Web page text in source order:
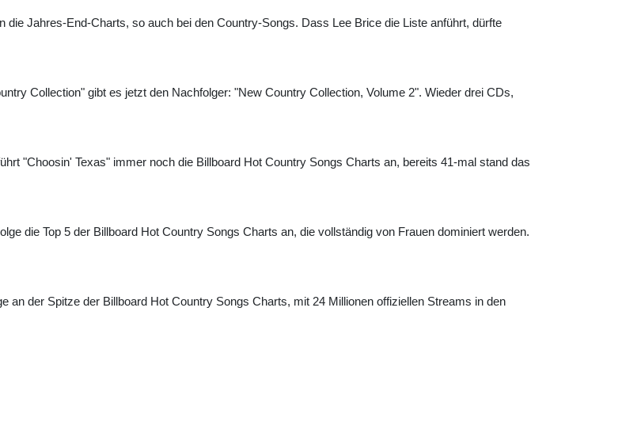
Jahres-End-Charts, so auch bei den Country-Songs. Dass Lee Brice die Liste anführt, dürfte
Collection" gibt es jetzt den Nachfolger: "New Country Collection, Volume 2". Wieder drei CDs,
"Choosin' Texas" immer noch die Billboard Hot Country Songs Charts an, bereits 41-mal stand das
die Top 5 der Billboard Hot Country Songs Charts an, die vollständig von Frauen dominiert werden.
an der Spitze der Billboard Hot Country Songs Charts, mit 24 Millionen offiziellen Streams in den